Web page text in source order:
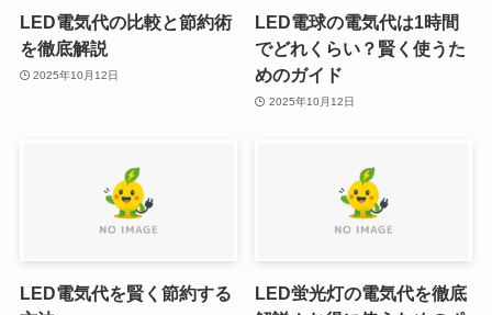
LED電気代の比較と節約術
を徹底解説
2025年10月12日
LED電球の電気代は1時間
でどれくらい？賢く使うた
めのガイド
2025年10月12日
LED電気代を賢く節約する
LED蛍光灯の電気代を徹底